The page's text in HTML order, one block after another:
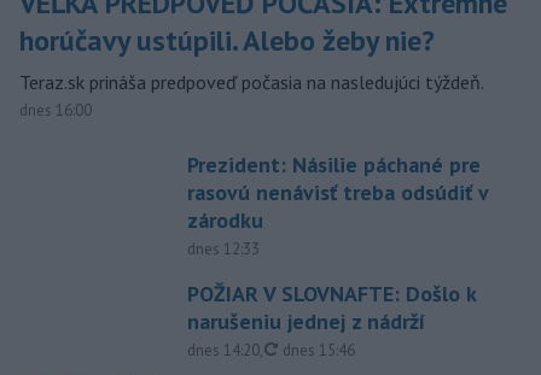
horúčavy ustúpili. Alebo žeby nie?
Teraz.sk prináša predpoveď počasia na nasledujúci týždeň.
dnes 16:00
Prezident: Násilie páchané pre
rasovú nenávisť treba odsúdiť v
zárodku
dnes 12:33
POŽIAR V SLOVNAFTE: Došlo k
narušeniu jednej z nádrží
dnes 14:20, aktualizované
dnes 15:46